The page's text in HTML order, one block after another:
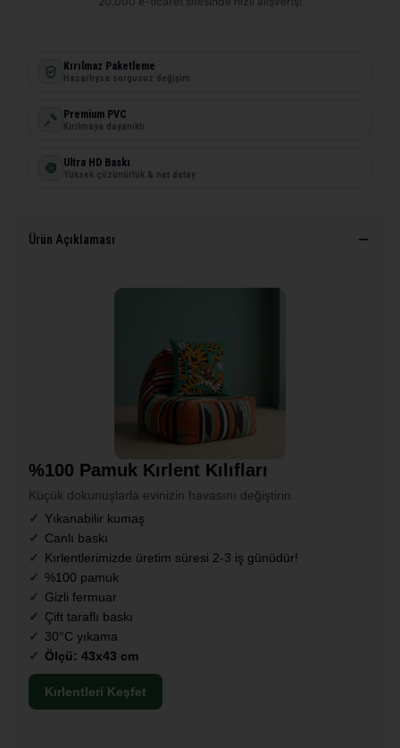
Kırılmaz Paketleme
Hasarlıysa sorgusuz değişim
Premium PVC
Kırılmaya dayanıklı
Ultra HD Baskı
Yüksek çözünürlük & net detay
Ürün Açıklaması
%100 Pamuk Kırlent Kılıfları
Küçük dokunuşlarla evinizin havasını değiştirin.
Yıkanabilir kumaş
Canlı baskı
Kırlentlerimizde üretim süresi 2-3 iş günüdür!
%100 pamuk
Gizli fermuar
Çift taraflı baskı
30°C yıkama
Ölçü: 43x43 cm
Kırlentleri Keşfet